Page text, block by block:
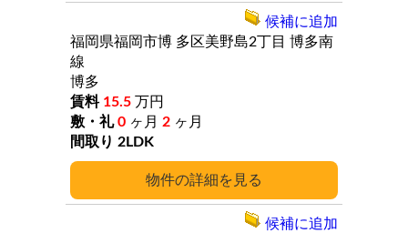
詳細
福岡県福岡市博 多区美野島2丁目 博多南
線
博多
15.5 万円
0 ヶ月 2 ヶ月
2LDK
候補に追加
候補に追加